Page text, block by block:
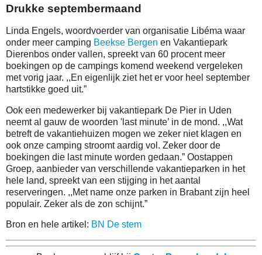
Drukke septembermaand
Linda Engels, woordvoerder van organisatie Libéma waar
onder meer camping Beekse Bergen en Vakantiepark
Dierenbos onder vallen, spreekt van 60 procent meer
boekingen op de campings komend weekend vergeleken
met vorig jaar. ,,En eigenlijk ziet het er voor heel september
hartstikke goed uit.”
Ook een medewerker bij vakantiepark De Pier in Uden
neemt al gauw de woorden 'last minute’ in de mond. ,,Wat
betreft de vakantiehuizen mogen we zeker niet klagen en
ook onze camping stroomt aardig vol. Zeker door de
boekingen die last minute worden gedaan.” Oostappen
Groep, aanbieder van verschillende vakantieparken in het
hele land, spreekt van een stijging in het aantal
reserveringen. ,,Met name onze parken in Brabant zijn heel
populair. Zeker als de zon schijnt.”
Bron en hele artikel: BN De stem